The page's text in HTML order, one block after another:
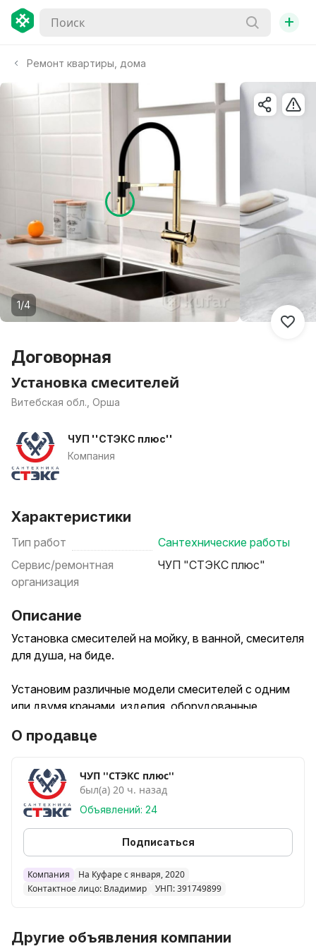
+
Ремонт квартиры, дома
1/4
Договорная
Установка смесителей
Витебская обл., Орша
ЧУП ''СТЭКС плюс''
Компания
Характеристики
Тип работ
Сантехнические работы
Сервис/ремонтная
организация
ЧУП "СТЭКС плюс"
Описание
Установка смесителей на мойку, в ванной, смесителя
для душа, на биде.
Установим различные модели смесителей с одним
или двумя кранами, изделия, оборудованные
оснащенные выдвижными, короткими или длинными
В комплексе может включаться:
Демонтаж старого или сломанного устройства;
Подготовка места под параметры нового смесителя;
Сборка и монтаж сантехоборудования около мойки,
в столешницу или стену;
Установка прокладок;
Вкручивание эксцентриков;
Установка кухонных моек.
О продавце
ЧУП ''СТЭКС плюс''
был(а) 20 ч. назад
Объявлений: 24
Подписаться
Компания
На Куфаре с января, 2020
Контактное лицо: Владимир
УНП: 391749899
Другие объявления компании